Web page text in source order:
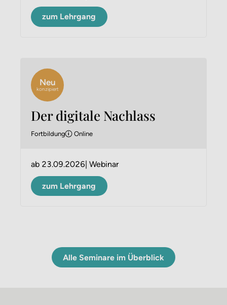
zum Lehrgang
Neu
konzipiert
Der digitale Nachlass
Fortbildung Online
ab 23.09.2026 Webinar
zum Lehrgang
Alle Seminare im Überblick